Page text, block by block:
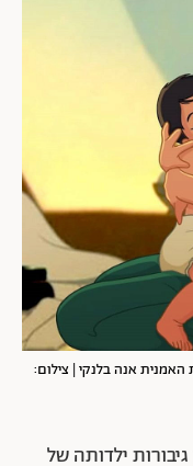
האמנית אנה בלנקי | צילום:
ילדותה של